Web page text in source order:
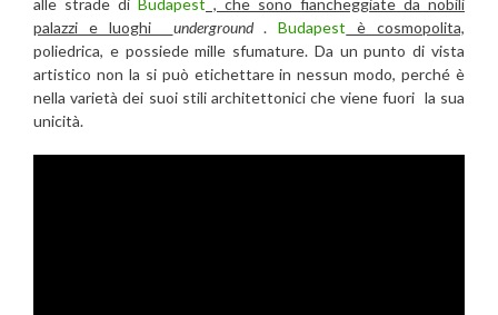
alle strade di Budapest , che sono fiancheggiate da nobili
palazzi e luoghi underground.Budapest è cosmopolita,
poliedrica, e possiede mille sfumature. Da un punto di vista
artistico non la si può etichettare in nessun modo, perché è
nella varietà dei suoi stili architettonici che viene fuori la sua
unicità.